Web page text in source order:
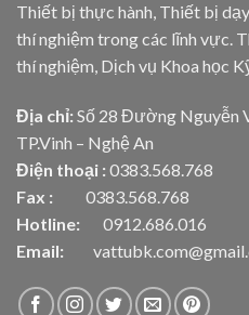
Thiết bị thực hành, Thiết bị
thí nghiệm trong các lĩnh vực.
thí nghiệm, Dịch vụ Khoa học
Địa chỉ: Số 28 Đường Nguyễn
TP.Vinh – Nghệ An
Điện thoại : 0383.568.768
Fax : 0383.568.768
Hotline: 0912.686.016
Email: